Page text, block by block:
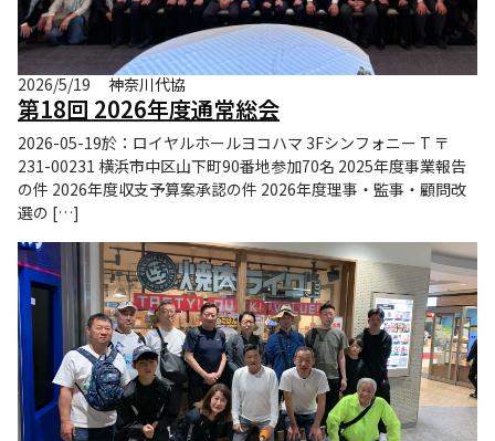
2026/5/19 神奈川代協
第18回 2026年度通常総会
2026-05-19於：ロイヤルホールヨコハマ 3Fシンフォニー T 〒
231-00231 横浜市中区山下町90番地参加70名 2025年度事業報告
の件 2026年度収支予算案承認の件 2026年度理事・監事・顧問改
選の […]